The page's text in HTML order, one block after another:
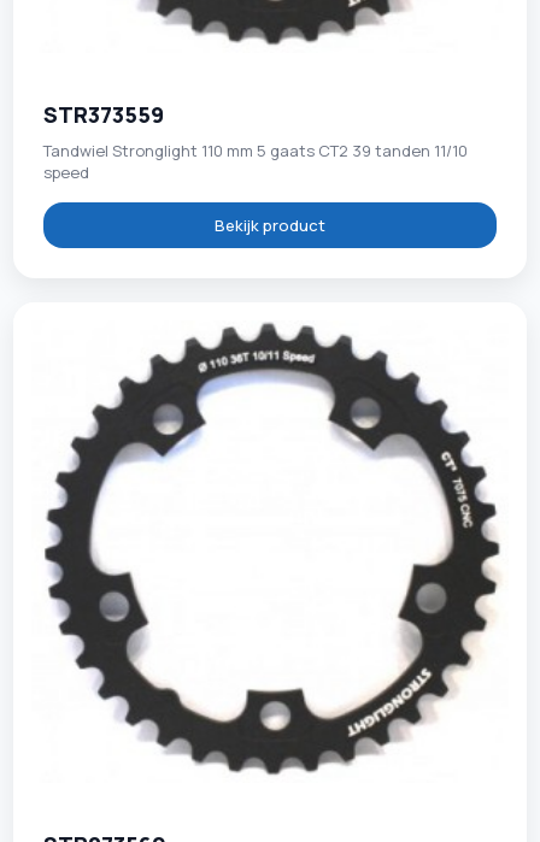
STR373559
Tandwiel Stronglight 110 mm 5 gaats CT2 39 tanden 11/10
speed
Bekijk product